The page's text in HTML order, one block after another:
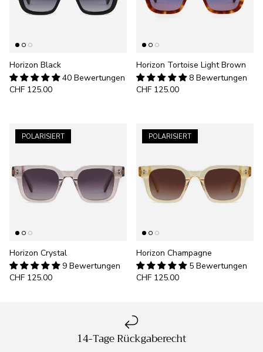
Horizon Black
40 Bewertungen
CHF 125.00
Horizon Tortoise Light Brown
8 Bewertungen
CHF 125.00
POLARISIERT
Horizon Crystal
9 Bewertungen
CHF 125.00
POLARISIERT
Horizon Champagne
5 Bewertungen
CHF 125.00
14-Tage Rückgaberecht